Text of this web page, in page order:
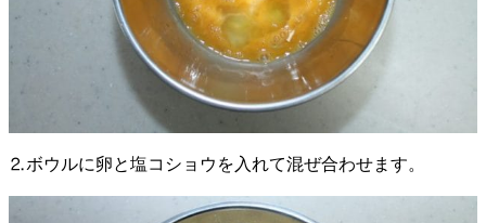
⒉ボウルに卵と塩コショウを入れて混ぜ合わせます。